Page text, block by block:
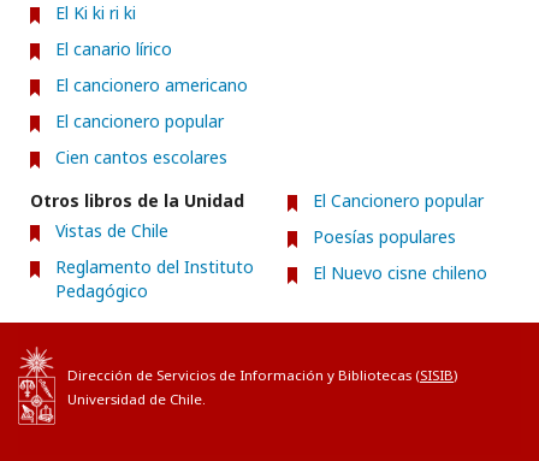
El Ki ki ri ki
El canario lírico
El cancionero americano
El cancionero popular
Cien cantos escolares
Otros libros de la Unidad
Vistas de Chile
Reglamento del Instituto
Pedagógico
El Cancionero popular
Poesías populares
El Nuevo cisne chileno
Dirección de Servicios de Información y Bibliotecas (SISIB)
Universidad de Chile.